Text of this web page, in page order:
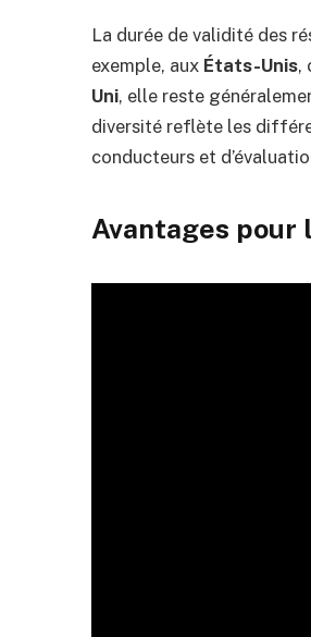
La durée de validité des
exemple, aux États-Unis,
Uni, elle reste
diversité reflète les
conducteurs et
Avantages pour